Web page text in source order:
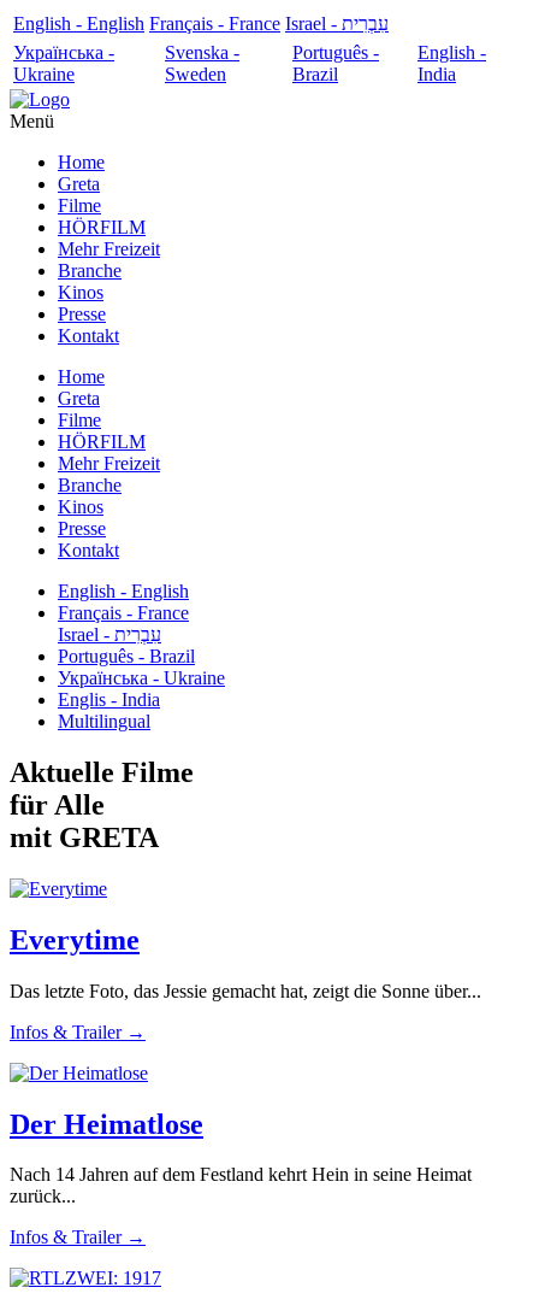
English - English Français - France
עִבְרִית - Israel
Українська -
Ukraine
Svenska -
Sweden
Português -
Brazil
English -
India
Menü
Home
Greta
Filme
HÖRFILM
Mehr Freizeit
Branche
Kinos
Presse
Kontakt
Home
Greta
Filme
HÖRFILM
Mehr Freizeit
Branche
Kinos
Presse
Kontakt
English - English
Français - France
עִבְרִית - Israel
Português - Brazil
Українська - Ukraine
Englis - India
Multilingual
Aktuelle Filme
für Alle
mit GRETA
Everytime
Das letzte Foto, das Jessie gemacht hat, zeigt die Sonne über...
Infos & Trailer →
Der Heimatlose
Nach 14 Jahren auf dem Festland kehrt Hein in seine Heimat
zurück...
Infos & Trailer →